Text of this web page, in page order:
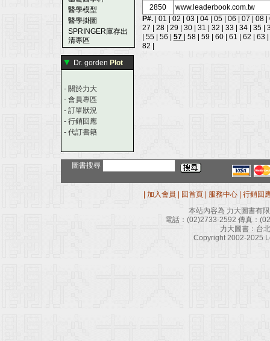
醫學模型
醫學掛圖
SPRINGER庫存出
清專區
▼ Dr. gorden Plot
- 關於力大
- 會員專區
- 訂單狀況
- 行銷回應
- 代訂書籍
2850
www.leaderbook.com.tw
P#.| 01 02 03 04 05 06 07 08
27
28 29 30 31 32 33 34 35
55 56 57 58 59 60 61 62 63
82
圖書搜尋
加入會員 回首頁 服務中心
行銷回
本站內容為 力大圖書有
電話： (02)2733-2592 傳真：
力大圖書：台
Copyright 2002-2025